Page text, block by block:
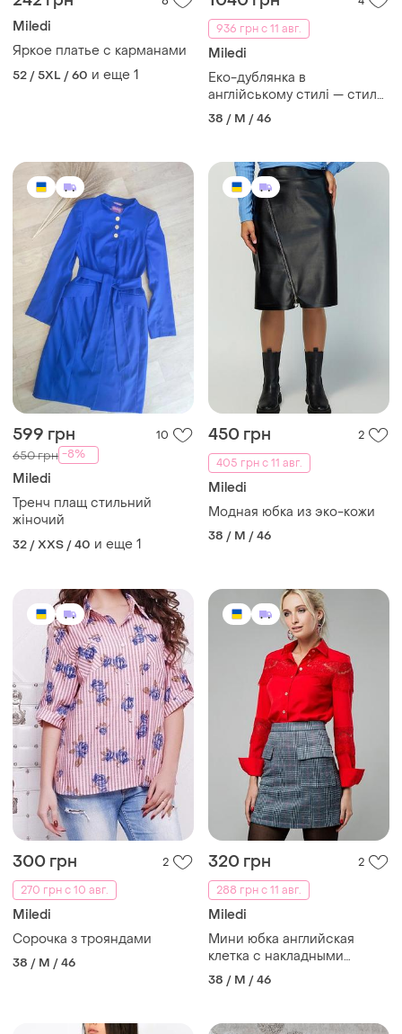
Miledi
Яркое платье с карманами
52 / 5XL / 60 и еще 1
936 грн с 11 авг.
Miledi
Еко-дублянка в
англійському стилі — стиль
+ практичність
38 / M / 46
599 грн 10
650 грн -8%
Miledi
Тренч плащ стильний
жіночий
32 / XXS / 40 и еще 1
450 грн
2
405 грн с 11 авг.
Miledi
Модная юбка из эко-кожи
38 / M / 46
300 грн
2
270 грн с 10 авг.
Miledi
Сорочка з трояндами
38 / M / 46
320 грн
2
288 грн с 11 авг.
Miledi
Мини юбка английская
клетка с накладными
карманами
38 / M / 46